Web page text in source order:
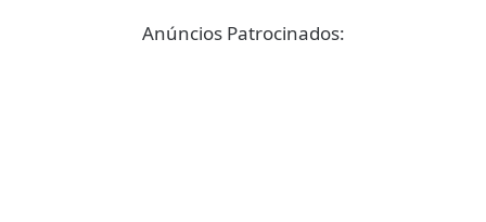
Anúncios Patrocinados: